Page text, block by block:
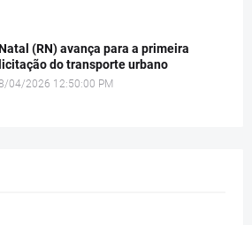
(RN) avança para a primeira
do transporte urbano
04/2026 12:50:00 PM